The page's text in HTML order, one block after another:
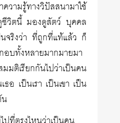
มรู้ทางวิปัสสนามาใช้
วิตนี้ มองดูสัตว์ บุคคล
นจริงว่า ที่ถูกที่แท้แล้ว ก็
อบทั้งหลายมากมายมา
มติเรียกกันไปว่าเป็นคน
อ เป็นเรา เป็นเขา เป็น